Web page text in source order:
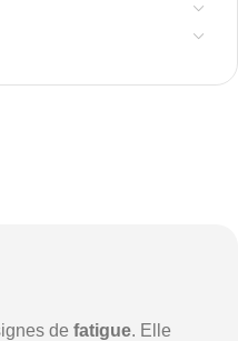
de fatigue. Elle